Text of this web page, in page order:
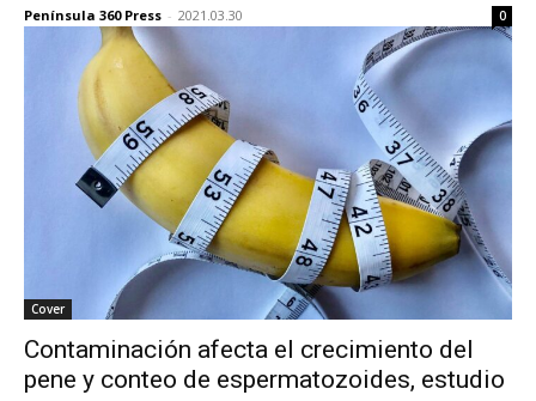
Península 360 Press - 2021.03.30 0
Cover
Contaminación afecta el crecimiento del
pene y conteo de espermatozoides, estudio